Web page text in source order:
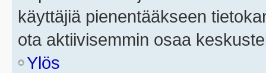
käyttäjiä pienentääkseen
ota aktiivisemmin osaa
Ylös